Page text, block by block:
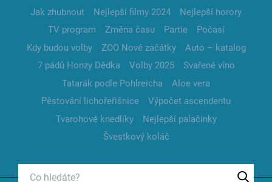
Jak zhubnout Nejlepší filmy 2024
Nejlepší horory
TV program
Změna času Partie
Počasí
Kdy budou volby
ZOO Nové začátky
Auto – katalog
7 pádů Honzy Dědka
Volby 2025
Svařené víno
Tatarák podle Pohlreicha
Aloe vera
Pěstování lichořeřišnice
Výpočet ascendentu
Tvarohové knedlíky
Nejlepší palačinky
Švestkový koláč